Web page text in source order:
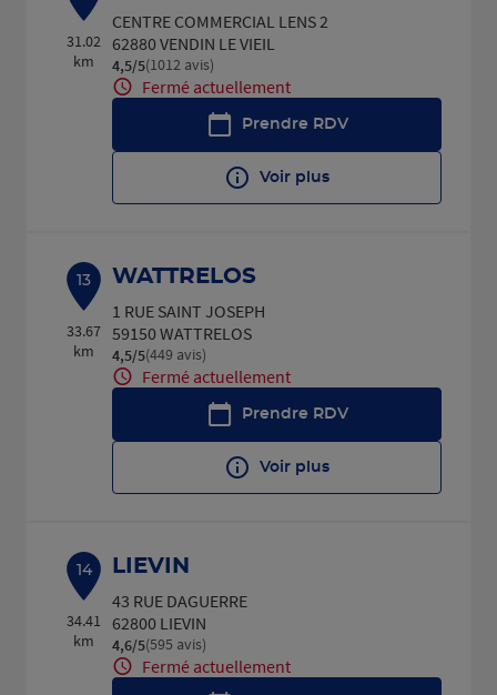
31.02
km
CENTRE COMMERCIAL LENS 2
62880 VENDIN LE VIEIL
4,5/5Note de 4.5 sur 5
(1012 avis)
Fermé actuellement
Prendre RDV
Voir plus
13
33.67
km
WATTRELOS
1 RUE SAINT JOSEPH
59150 WATTRELOS
4,5/5Note de 4.5 sur 5
(449 avis)
Fermé actuellement
Prendre RDV
Voir plus
14
34.41
km
LIEVIN
43 RUE DAGUERRE
62800 LIEVIN
4,6/5Note de 4.6 sur 5
(595 avis)
Fermé actuellement